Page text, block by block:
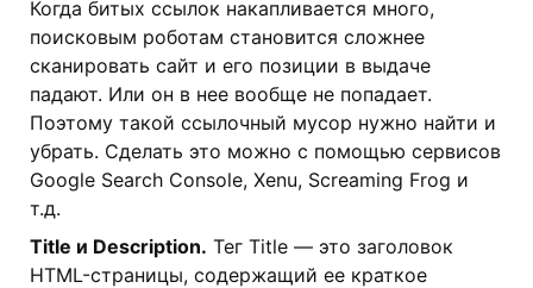
Когда битых ссылок накапливается много,
поисковым роботам становится сложнее
сканировать сайт и его позиции в выдаче
падают. Или он в нее вообще не попадает.
Поэтому такой ссылочный мусор нужно найти и
убрать. Сделать это можно с помощью сервисов
Google Search Console, Xenu, Screaming Frog и
т.д.
Title и Description. Тег Title — это заголовок
HTML-страницы, содержащий ее краткое